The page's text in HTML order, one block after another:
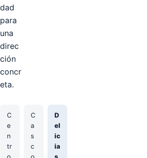
dad
para
una
direc
ción
concr
eta.
C
e
n
tr
o
C
a
s
c
o
D
el
ic
ia
s